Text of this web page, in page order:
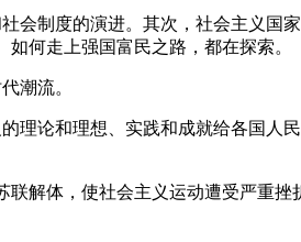
制度的演进。其次，社会主义国
何走上强国富民之路，都在探索。
潮流。
论和理想、实践和成就给各国人
联解体，使社会主义运动遭受严重挫